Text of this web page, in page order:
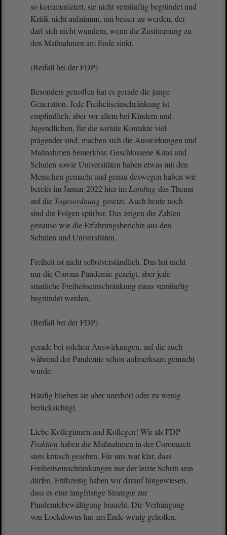
so kommuniziert, sie nicht vernünftig begründet und
Kritik nicht aufnimmt, um besser zu werden, der
darf sich nicht wundern, wenn die Zustimmung zu
den Maßnahmen am Ende sinkt.
(Beifall bei der FDP)
Besonders getroffen hat es gerade die junge
Generation. Jede Freiheitseinschränkung ist
empfindlich, aber vor allem bei Kindern und
Jugendlichen, für die soziale Kontakte viel
prägender sind, machen sich die Auswirkungen und
Maßnahmen bemerkbar. Geschlossene Kitas und
Schulen sowie Universitäten haben etwas mit den
Menschen gemacht und genau deswegen haben wir
bereits im Januar 2022 hier im Landtag das Thema
auf die Tagesordnung gesetzt. Auch heute noch
sind die Folgen spürbar. Das zeigen die Zahlen
genauso wie die Erfahrungsberichte aus den
Schulen und Universitäten.
Freiheit ist nicht selbstverständlich. Das hat nicht
nur die Corona-Pandemie gezeigt, aber jede
staatliche Freiheitseinschränkung muss vernünftig
begründet werden,
(Beifall bei der FDP)
gerade bei solchen Auswirkungen, auf die auch
während der Pandemie schon aufmerksam gemacht
wurde.
Häufig blieben sie aber unerhört oder zu wenig
berücksichtigt.
Liebe Kolleginnen und Kollegen! Wir als FDP-
Fraktion haben die Maßnahmen in der Coronazeit
stets kritisch gesehen. Für uns war klar, dass
Freiheitseinschränkungen nur der letzte Schritt sein
dürfen. Frühzeitig haben wir darauf hingewiesen,
dass es eine langfristige Strategie zur
Pandemiebewältigung braucht. Die Verhängung
von Lockdowns hat am Ende wenig geholfen.